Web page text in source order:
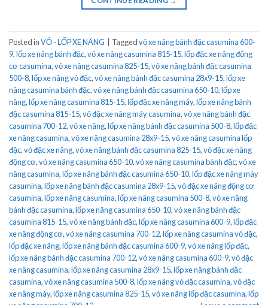
Posted inVỎ - LỐP XE NÂNG Taggedvỏ xe nâng bánh đặc casumina 600-
9,lốp xe nâng bánh đặc,vỏ xe nâng casumina 815-15,lốp đặc xe nâng động
cơ casumina,vỏ xe nâng casumina 825-15,vỏ xe nâng bánh đặc casumina
500-8,lốp xe nâng vỏ đặc,vỏ xe nâng bánh đặc casumina 28x9-15,lốp xe
nâng casumina bánh đặc,vỏ xe nâng bánh đặc casumina 650-10,lốp xe
nâng,lốp xe nâng casumina 815-15,lốp đặc xe nâng máy,lốp xe nâng bánh
đặc casumina 815-15,vỏ đặc xe nâng máy casumina,vỏ xe nâng bánh đặc
casumina 700-12,vỏ xe nâng,lốp xe nâng bánh đặc casumina 500-8,lốp đặc
xe nâng casumina,vỏ xe nâng casumina 28x9-15,vỏ xe nâng casumina lốp
đặc,vỏ đặc xe nâng,vỏ xe nâng bánh đặc casumina 825-15,vỏ đặc xe nâng
động cơ,vỏ xe nâng casumina 650-10,vỏ xe nâng casumina bánh đặc,vỏ xe
nâng casumina,lốp xe nâng bánh đặc casumina 650-10,lốp đặc xe nâng máy
casumina,lốp xe nâng bánh đặc casumina 28x9-15,vỏ đặc xe nâng động cơ
casumina,lốp xe nâng casumina,lốp xe nâng casumina 500-8,vỏ xe nâng
bánh đặc casumina,lốp xe nâng casumina 650-10,vỏ xe nâng bánh đặc
casumina 815-15,vỏ xe nâng bánh đặc,lốp xe nâng casumina 600-9,lốp đặc
xe nâng động cơ,vỏ xe nâng casumina 700-12,lốp xe nâng casumina vỏ đặc,
lốp đặc xe nâng,lốp xe nâng bánh đặc casumina 600-9,vỏ xe nâng lốp đặc,
lốp xe nâng bánh đặc casumina 700-12,vỏ xe nâng casumina 600-9,vỏ đặc
xe nâng casumina,lốp xe nâng casumina 28x9-15,lốp xe nâng bánh đặc
casumina,vỏ xe nâng casumina 500-8,lốp xe nâng vỏ đặc casumina,vỏ đặc
xe nâng máy,lốp xe nâng casumina 825-15,vỏ xe nâng lốp đặc casumina,lốp